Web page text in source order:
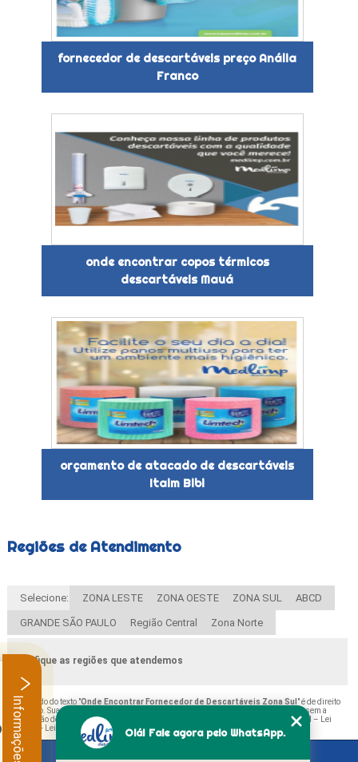
fornecedor de descartáveis preço Anália
Franco
onde encontrar copos térmicos
descartáveis Mauá
orçamento de atacado de descartáveis
Itaim Bibi
Regiões de Atendimento
Selecione: ZONA LESTE ZONA OESTE ZONA SUL ABCD
GRANDE SÃO PAULO Região Central Zona Norte
Verifique as regiões que atendemos
O conteúdo do texto "Onde Encontrar Fornecedor de Descartáveis Zona Sul " é de direito
reservado. Sua reprodução, parcial ou total, mesmo citando nossos links, é proibida sem a
autorização do autor. Crime de violação de direito autoral – artigo 184 do Código Penal – Lei
9610/98 - Lei de direitos autorais.
Olá! Fale agora pelo WhatsApp.
Informações